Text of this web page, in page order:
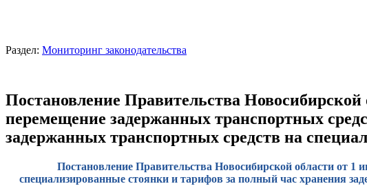
Раздел: Мониторинг законодательства
Постановление Правительства
перемещение задержанных транспортных
задержанных транспортных средств на
Постановление Правительства Новосибирской области от
специализированные стоянки и тарифов за полный час хранения